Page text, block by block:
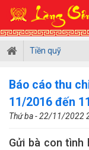
Tiền quỹ
Báo cáo thu
11/2016 đến
Thứ ba - 22/11/2022
Gửi bà con tình